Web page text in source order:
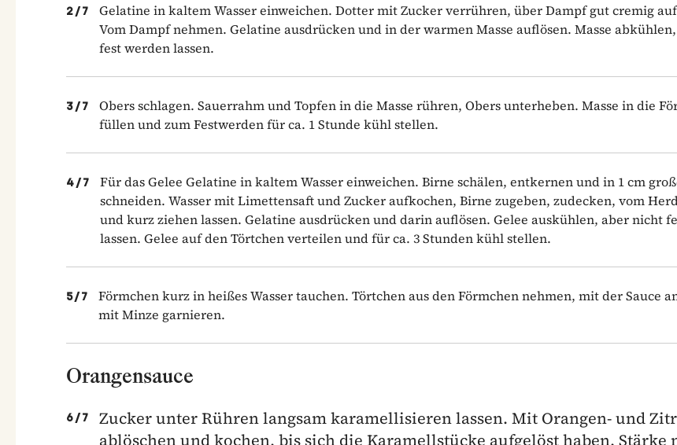
2/7
Gelatine in kaltem Wasser einweichen. Dotter mit Zucker verrühren, über Dampf gut cremig
Vom Dampf nehmen. Gelatine ausdrücken und in der warmen Masse auflösen. Masse
fest werden lassen.
3/7
Obers schlagen. Sauerrahm und Topfen in die Masse rühren, Obers unterheben. Masse in die
füllen und zum Festwerden für ca. 1 Stunde kühl stellen.
4/7
Für das Gelee Gelatine in kaltem Wasser einweichen. Birne schälen, entkernen und in 1 cm
schneiden. Wasser mit Limettensaft und Zucker aufkochen, Birne zugeben, zudecken, vom
und kurz ziehen lassen. Gelatine ausdrücken und darin auflösen. Gelee auskühlen, aber nicht
lassen. Gelee auf den Törtchen verteilen und für ca. 3 Stunden kühl stellen.
5/7
Förmchen kurz in heißes Wasser tauchen. Törtchen aus den Förmchen nehmen, mit der Sauce
mit Minze garnieren.
Orangensauce
6/7
Zucker unter Rühren langsam karamellisieren lassen. Mit Orangen- und
ablöschen und kochen, bis sich die Karamellstücke aufgelöst haben. Stärke